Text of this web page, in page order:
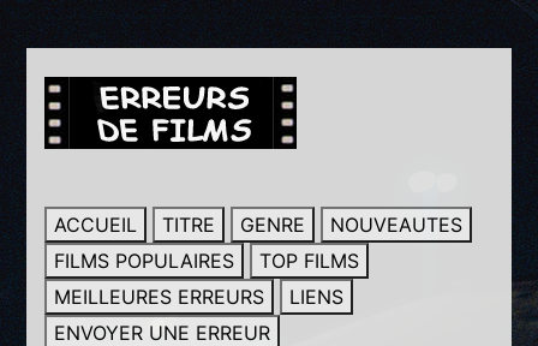
ACCUEIL TITRE GENRE
NOUVEAUTES
FILMS POPULAIRES
TOP FILMS
MEILLEURES ERREURS
LIENS
ENVOYER UNE ERREUR